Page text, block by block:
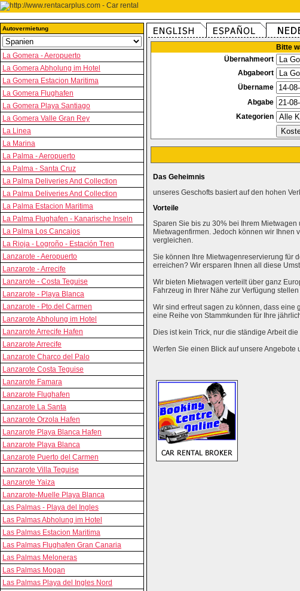
Autovermietung
La Gomera - Aeropuerto
La Gomera Abholung im Hotel
La Gomera Estacion Maritima
La Gomera Flughafen
La Gomera Playa Santiago
La Gomera Valle Gran Rey
La Linea
La Marina
La Palma - Aeropuerto
La Palma - Santa Cruz
La Palma Deliveries And Collection
La Palma Deliveries And Collection
La Palma Estacion Maritima
La Palma Flughafen - Kanarische Inseln
La Palma Los Cancajos
La Rioja - Logroño - Estación Tren
Lanzarote - Aeropuerto
Lanzarote - Arrecife
Lanzarote - Costa Teguise
Lanzarote - Playa Blanca
Lanzarote - Pto.del Carmen
Lanzarote Abholung im Hotel
Lanzarote Arrecife Hafen
Lanzarote Arrecife
Lanzarote Charco del Palo
Lanzarote Costa Teguise
Lanzarote Famara
Lanzarote Flughafen
Lanzarote La Santa
Lanzarote Orzola Hafen
Lanzarote Playa Blanca Hafen
Lanzarote Playa Blanca
Lanzarote Puerto del Carmen
Lanzarote Villa Teguise
Lanzarote Yaiza
Lanzarote-Muelle Playa Blanca
Las Palmas - Playa del Ingles
Las Palmas Abholung im Hotel
Las Palmas Estacion Maritima
Las Palmas Flughafen Gran Canaria
Las Palmas Meloneras
Las Palmas Mogan
Las Palmas Playa del Ingles Nord
Bitte
Übernahmeort
Abgabeort
Übername
Abgabe
Kategorien
Das Geheimnis
unseres Geschofts basiert auf den hohen
Vorteile
Sparen Sie bis zu 30% bei Ihrem
Mietwagenfirmen. Jedoch können wir Ihnen
vergleichen.
Sie können Ihre Mietwagenreservierung für
erreichen? Wir ersparen Ihnen all diese
Wir bieten Mietwagen verteilt über ganz
Fahrzeug in Ihrer Nähe zur Verfügung
Wir sind erfreut sagen zu können, dass eine
eine Reihe von Stammkunden für Ihre
Dies ist kein Trick, nur die ständige Arbeit
Werfen Sie einen Blick auf unsere